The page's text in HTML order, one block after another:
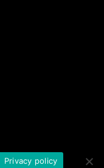
Privacy policy